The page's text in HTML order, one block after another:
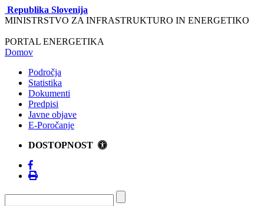
Republika Slovenija
MINISTRSTVO ZA INFRASTRUKTURO IN ENERGETIKO
PORTAL ENERGETIKA
Domov
Področja
Statistika
Dokumenti
Predpisi
Javne objave
E-Poročanje
DOSTOPNOST